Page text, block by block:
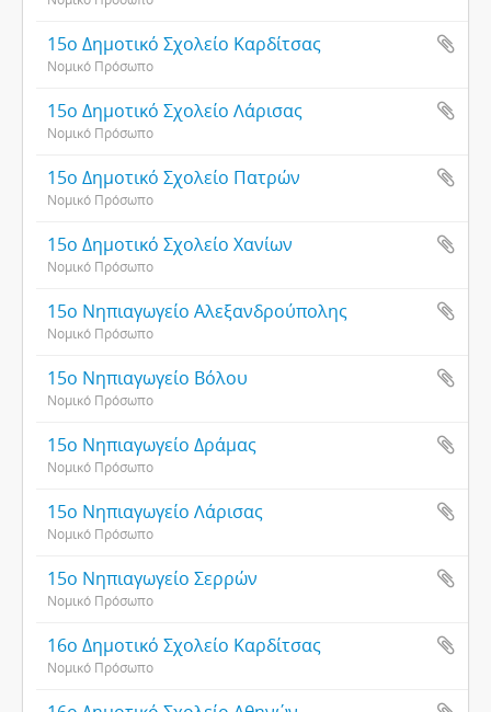
15ο Δημοτικό Σχολείο Καρδίτσας
Νομικό Πρόσωπο
15ο Δημοτικό Σχολείο Λάρισας
Νομικό Πρόσωπο
15ο Δημοτικό Σχολείο Πατρών
Νομικό Πρόσωπο
15ο Δημοτικό Σχολείο Χανίων
Νομικό Πρόσωπο
15ο Νηπιαγωγείο Αλεξανδρούπολης
Νομικό Πρόσωπο
15ο Νηπιαγωγείο Βόλου
Νομικό Πρόσωπο
15ο Νηπιαγωγείο Δράμας
Νομικό Πρόσωπο
15ο Νηπιαγωγείο Λάρισας
Νομικό Πρόσωπο
15ο Νηπιαγωγείο Σερρών
Νομικό Πρόσωπο
16ο Δημοτικό Σχολείο Καρδίτσας
Νομικό Πρόσωπο